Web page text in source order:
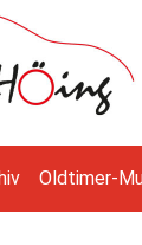
Oldtimer-